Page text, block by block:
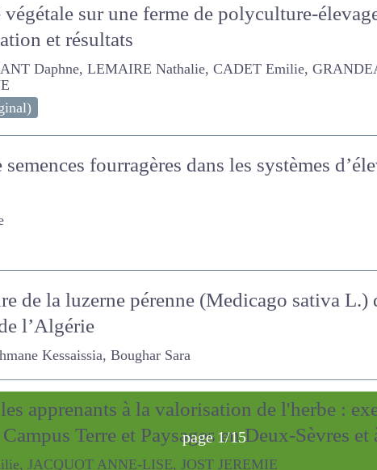
sur une ferme de polyculture-
et résultats
LEMAIRE Nathalie, CADET Emilie, GRANDEAU Gilles,
fourragères dans les systèmes
de la luzerne pérenne (Medicago sativa L.)
l’Algérie
Kessaissia, Boughar Sara
apprenants à la valorisation de l'herbe :
Terre et Paysages en Deux-Sèvres
ANNE-LISE, JOST JEREMIE
page 1/15